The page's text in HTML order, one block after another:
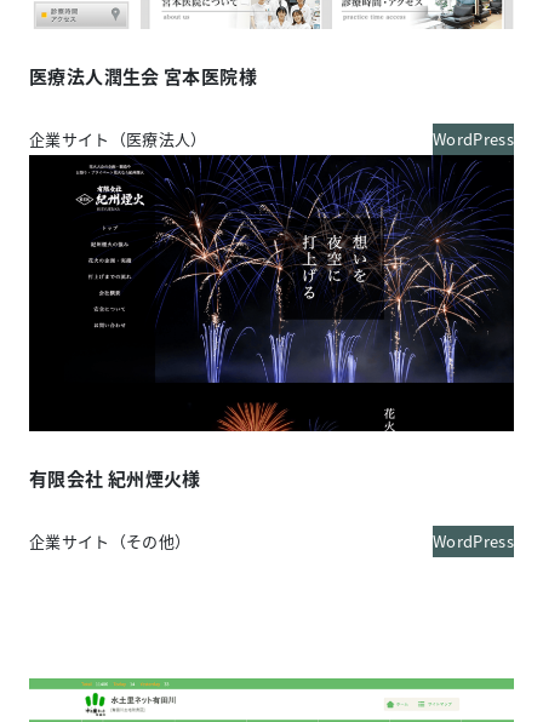
医療法人潤生会 宮本医院様
企業サイト（医療法人） WordPress
有限会社 紀州煙火様
企業サイト（その他） WordPress